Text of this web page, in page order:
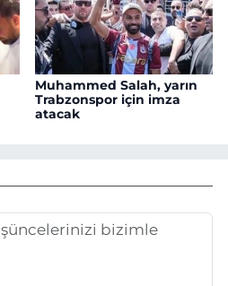
Muhammed Salah, yarın
Trabzonspor için imza
atacak